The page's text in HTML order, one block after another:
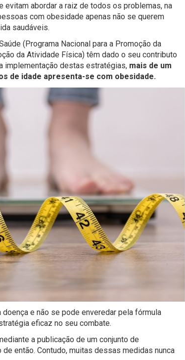
abordar a raiz de todos os problemas, na
com obesidade apenas não se querem
saudáveis.
(Programa Nacional para a Promoção da
da Atividade Física) têm dado o seu contributo
implementação destas estratégias, mais de um
de idade apresenta-se com obesidade.
e não se pode enveredar pela fórmula
eficaz no seu combate.
a publicação de um conjunto de
então. Contudo, muitas dessas medidas nunca